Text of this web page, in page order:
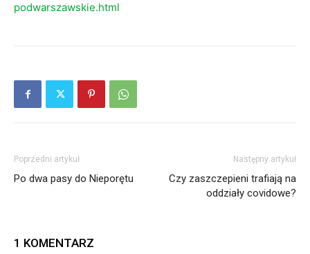
podwarszawskie.html
Poprzedni artykuł
Po dwa pasy do Nieporętu
Następny artykuł
Czy zaszczepieni trafiają na
oddziały covidowe?
1 KOMENTARZ